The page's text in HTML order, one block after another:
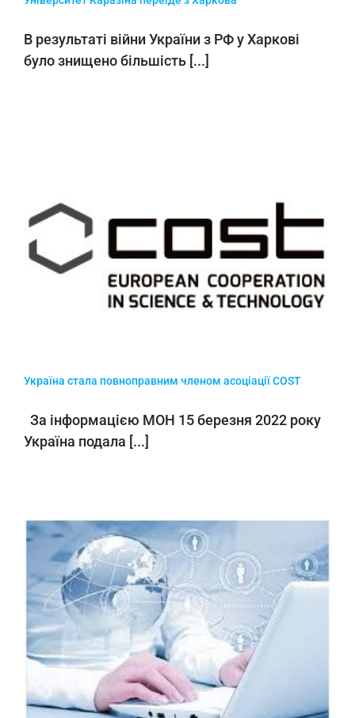
В результаті війни України з РФ у Харкові
було знищено більшість [...]
Україна стала повноправним членом асоціації COST
За інформацією МОН 15 березня 2022 року
Україна подала [...]